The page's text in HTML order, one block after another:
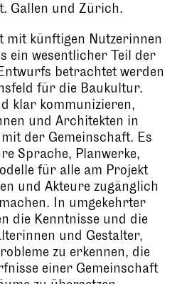
Gallen und Zürich.
mit künftigen Nutzerinnen
ein wesentlicher Teil der
betrachtet werden
für die Baukultur.
klar kommunizieren,
und Architekten in
der Gemeinschaft. Es
Sprache, Planwerke,
für alle am Projekt
und Akteure zugänglich
In umgekehrter
die Kenntnisse und die
und Gestalter,
zu erkennen, die
einer Gemeinschaft